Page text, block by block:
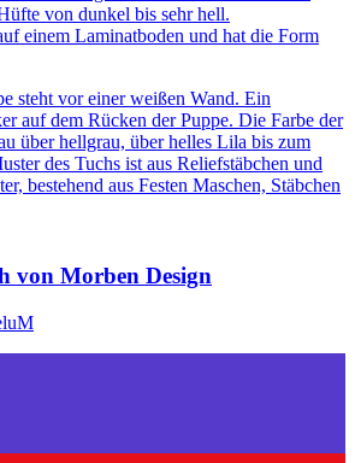
von Morben Design